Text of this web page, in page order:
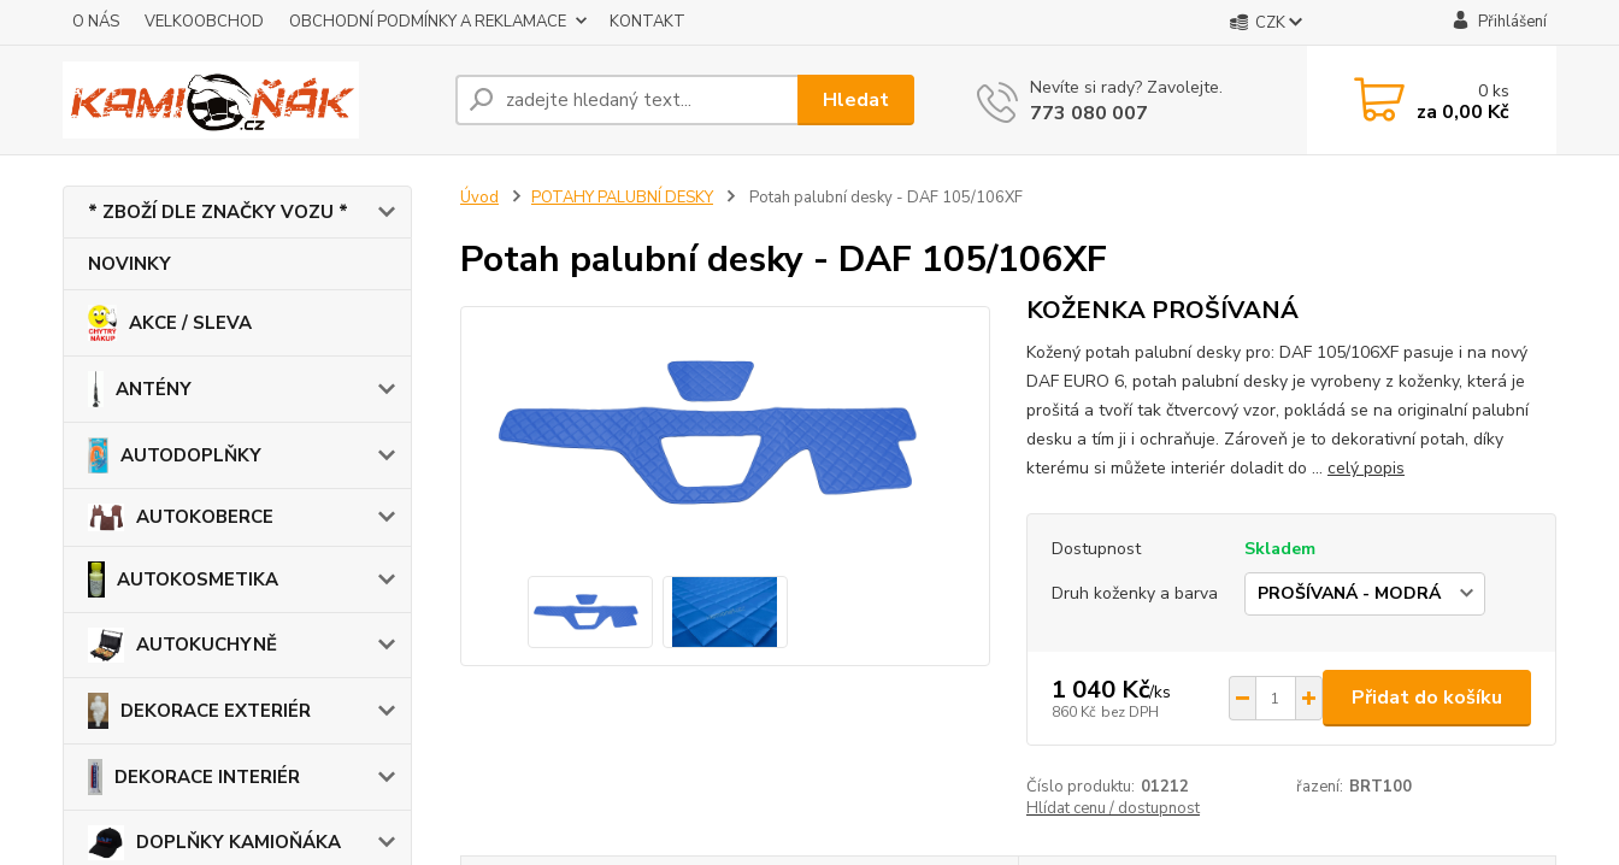
O NÁS VELKOOBCHOD OBCHODNÍ PODMÍNKY A REKLAMACE KONTAKT CZK Přihlášení
Hledat Nevíte si rady? Zavolejte.
773 080 007
0ks
za 0,00 Kč
* ZBOŽÍ DLE ZNAČKY VOZU *
NOVINKY
AKCE / SLEVA
ANTÉNY
AUTODOPLŇKY
AUTOKOBERCE
AUTOKOSMETIKA
AUTOKUCHYNĚ
DEKORACE EXTERIÉR
DEKORACE INTERIÉR
DOPLŇKY KAMIOŇÁKA
Úvod POTAHY PALUBNÍ DESKY Potah palubní desky - DAF 105/106XF
Potah palubní desky - DAF 105/106XF
KOŽENKA PROŠÍVANÁ
Kožený potah palubní desky pro: DAF 105/106XF pasuje i na nový
DAF EURO 6, potah palubní desky je vyrobeny z koženky, která je
prošitá a tvoří tak čtvercový vzor, pokládá se na originalní palubní
desku a tím ji i ochraňuje. Zároveň je to dekorativní potah, díky
kterému si můžete interiér doladit do ... celý popis
Dostupnost
Skladem
Druh koženky a barva
1 040 Kč/ks
860 Kč bez DPH
Přidat do košíku
Číslo produktu: 01212 řazení: BRT100
Hlídat cenu / dostupnost